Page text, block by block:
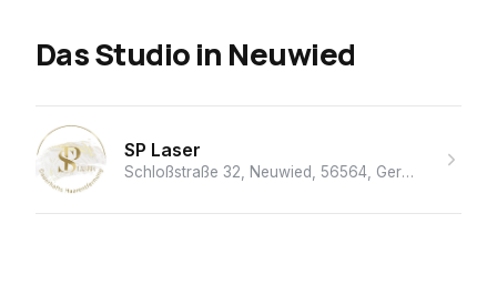
Das Studioin Neuwied
SP Laser
Schloßstraße 32, Neuwied, 56564, Germany ·